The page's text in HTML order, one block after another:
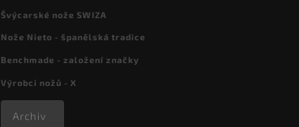
Švýcarské nože SWIZA
Nože Nieto - španělská tradice
Benchmade - založení značky
Výrobci nožů - X
Archiv